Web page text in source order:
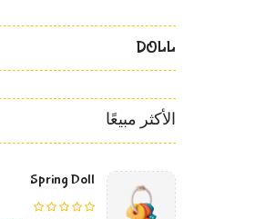
DOLL
الأكثر مبيعًا
Spring Doll